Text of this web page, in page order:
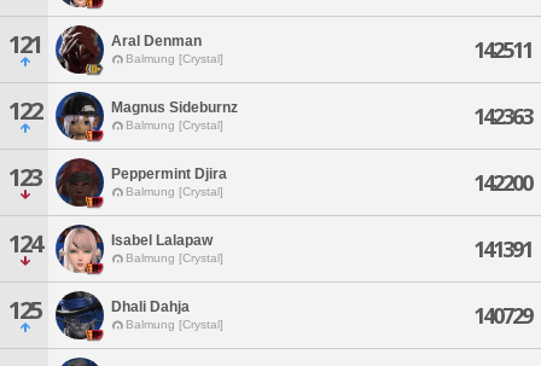
121 Aral Denman
Balmung [Crystal] 142511
122 Magnus Sideburnz
Balmung [Crystal] 142363
123 Peppermint Djira
Balmung [Crystal] 142200
124 Isabel Lalapaw
Balmung [Crystal] 141391
125 Dhali Dahja
Balmung [Crystal] 140729